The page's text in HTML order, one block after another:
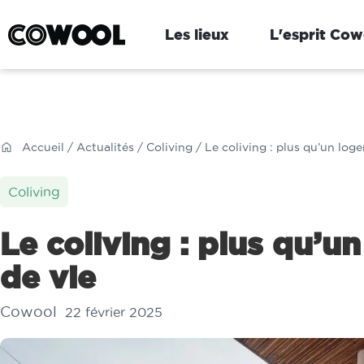
Les lieux L'esprit
Accueil / Actualités / Coliving / Le coliving : plus qu’un
Coliving
Le coliving : plus
de vie
Cowool 22 février 2025